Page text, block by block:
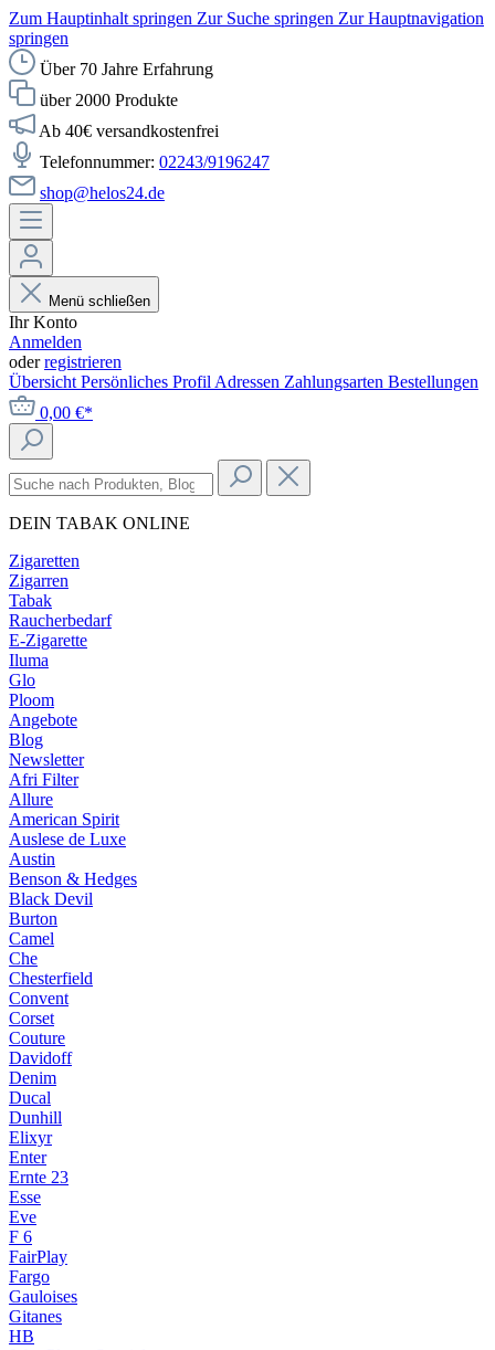
Zum Hauptinhalt springen Zur Suche springen Zur Hauptnavigation
springen
Über 70 Jahre Erfahrung
über 2000 Produkte
Ab 40€ versandkostenfrei
Telefonnummer: 02243/9196247
shop@helos24.de
Menü schließen
Ihr Konto
Anmelden
oderregistrieren
Übersicht Persönliches Profil Adressen Zahlungsarten Bestellungen
0,00 €*
DEIN TABAK ONLINE
Zigaretten
Zigarren
Tabak
Raucherbedarf
E-Zigarette
Iluma
Glo
Ploom
Angebote
Blog
Newsletter
Afri Filter
Allure
American Spirit
Auslese de Luxe
Austin
Benson & Hedges
Black Devil
Burton
Camel
Che
Chesterfield
Convent
Corset
Couture
Davidoff
Denim
Ducal
Dunhill
Elixyr
Enter
Ernte 23
Esse
Eve
F 6
FairPlay
Fargo
Gauloises
Gitanes
HB